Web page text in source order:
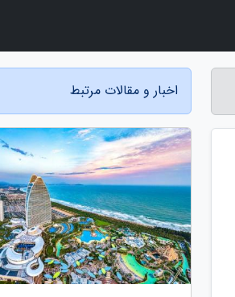
اخبار و مقالات مرتبط